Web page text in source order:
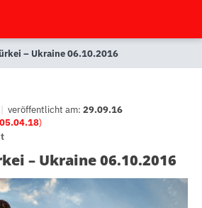
– Ukraine 06.10.2016
| veröffentlicht am: 29.09.16
05.04.18)
– Ukraine 06.10.2016